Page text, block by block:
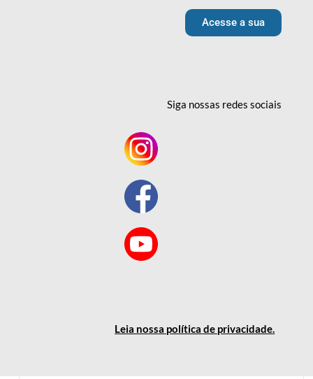
Acesse a sua
Siga nossas redessociais
Leia nossa política de privacidade.